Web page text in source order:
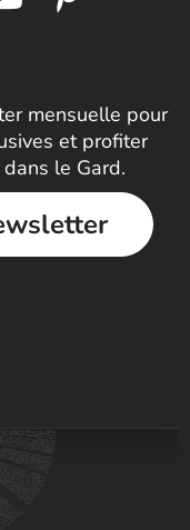
mensuelle pour
et profiter
le Gard.